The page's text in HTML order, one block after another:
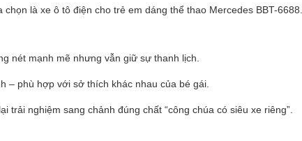
là xe ô tô điện cho trẻ em dáng thể thao Mercedes BBT-6688.
nét mạnh mẽ nhưng vẫn giữ sự thanh lịch.
– phù hợp với sở thích khác nhau của bé gái.
nghiệm sang chảnh đúng chất “công chúa có siêu xe riêng”.